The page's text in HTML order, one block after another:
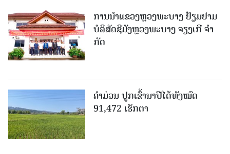
ການນຳແຂວງຫຼວງພະບາງ ຢ້ຽມ​ຢາມ
ບໍ​ລິ​ສັດຊີມັງຫຼວງພະບາງ ຈຽງເກີ ຈໍາ
ກັດ
ຄໍາມ່ວນ ປູກເຂົ້ານາປີໄດ້ທັງໝົດ
91,472 ເຮັກຕາ